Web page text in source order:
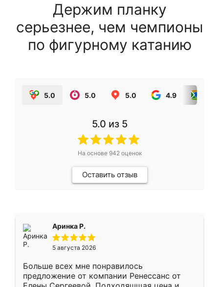
Держим планку
серьезнее, чем чемпионы
по фигурному катанию
5.0 5.0 5.0 4.9
5.0 из 5
На основе 942оценок
Оставить отзыв
Аринка Р.
5 августа 2026
Больше всех мне понравилось
предложение от компании Ренессанс от